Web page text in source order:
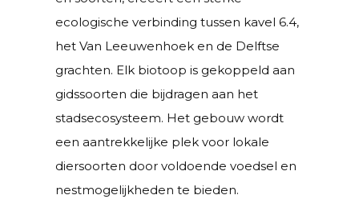
ecologische verbinding tussen kavel 6.4,
het Van Leeuwenhoek en de Delftse
grachten. Elk biotoop is gekoppeld aan
gidssoorten die bijdragen aan het
stadsecosysteem. Het gebouw wordt
een aantrekkelijke plek voor lokale
diersoorten door voldoende voedsel en
nestmogelijkheden te bieden.